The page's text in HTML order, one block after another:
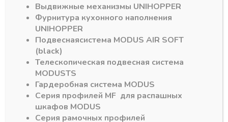
391,40₽
Артикул:373.82.918
В наличии
391,40₽
Артикул: 373.82.919
Выдвижные механизмы UNIHOPPER
Фурнитура кухонного наполнения
UNIHOPPER
Подвеснаясистема MODUS AIR SOFT
(black)
Телескопическая подвесная система
MODUSTS
Гардеробная система MODUS
Серия профилей MF для распашных
шкафов MODUS
Серия рамочных профилей